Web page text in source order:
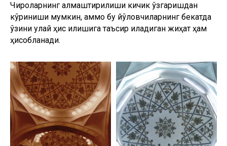
Чироқларнинг алмаштирилиши кичик ўзгаришдан
кўриниши мумкин, аммо бу йўловчиларнинг бекатда
ўзини қулай ҳис қилишига таъсир қиладиган жиҳат ҳам
ҳисобланади.